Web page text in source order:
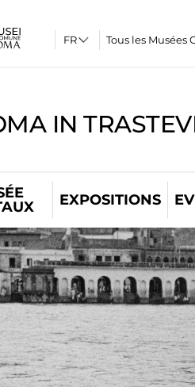
Tous les Musées
IN
EXPOSITIONS